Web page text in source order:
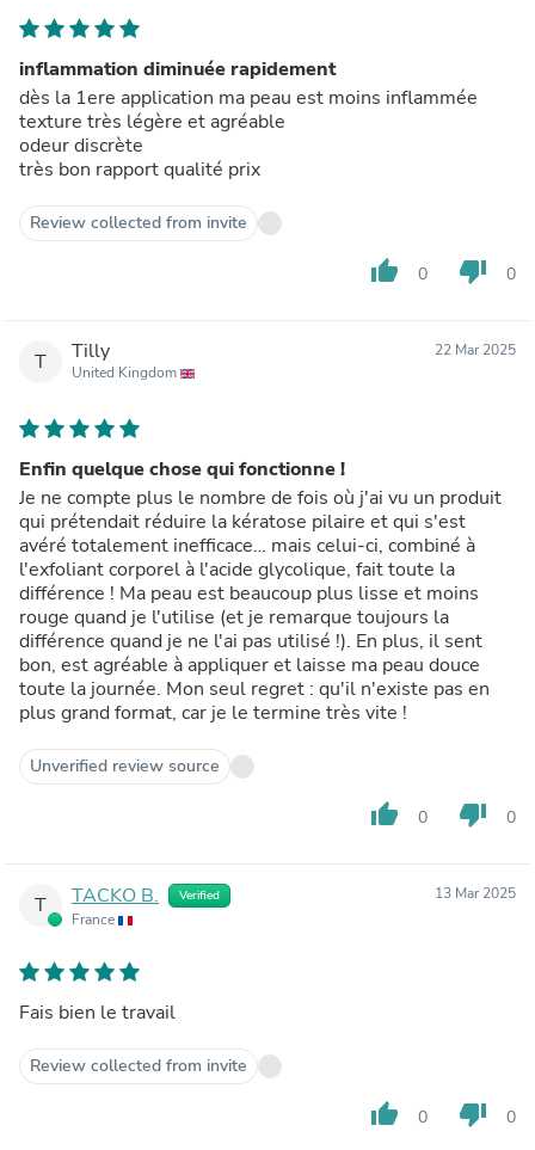
inflammation diminuée rapidement
dès la 1ere application ma peau est moins inflammée
texture très légère et agréable
odeur discrète
très bon rapport qualité prix
Review collected from invite
thumb_up 0 thumb_down 0
T Tilly
United Kingdom
22 Mar 2025
Enfin quelque chose qui fonctionne !
Je ne compte plus le nombre de fois où j'ai vu un produit
qui prétendait réduire la kératose pilaire et qui s'est
avéré totalement inefficace… mais celui-ci, combiné à
l'exfoliant corporel à l'acide glycolique, fait toute la
différence ! Ma peau est beaucoup plus lisse et moins
rouge quand je l'utilise (et je remarque toujours la
différence quand je ne l'ai pas utilisé !). En plus, il sent
bon, est agréable à appliquer et laisse ma peau douce
toute la journée. Mon seul regret : qu'il n'existe pas en
plus grand format, car je le termine très vite !
Unverified review source
thumb_up 0 thumb_down 0
T TACKO B. Verified
France
13 Mar 2025
Fais bien le travail
Review collected from invite
thumb_up 0 thumb_down 0